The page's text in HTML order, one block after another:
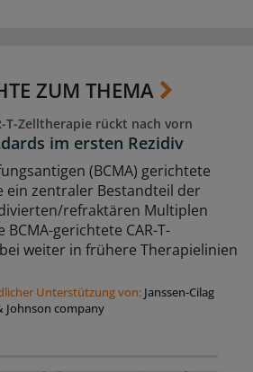
ZUM THEMA
T-Zelltherapie rückt nach vorn
im ersten Rezidiv
(BCMA) gerichtete
ein zentraler Bestandteil der
refraktären Multiplen
BCMA-gerichtete CAR-T-
weiter in frühere Therapielinien
Unterstützung von: Janssen-Cilag
Johnson company